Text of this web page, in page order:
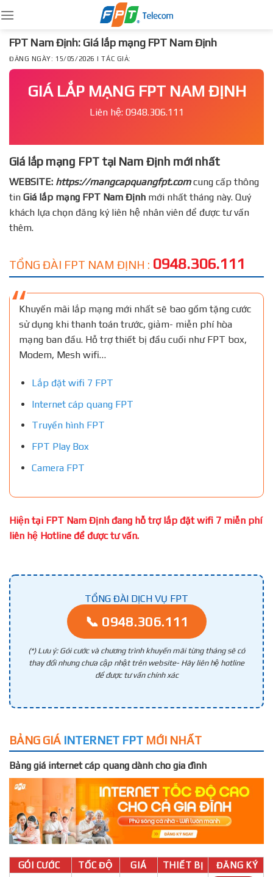
to
content
FPT Nam Định: Giá lắp mạng FPT Nam Định
ĐĂNG NGÀY: 15/05/2026 | TÁC GIẢ:
GIÁ LẮP MẠNG FPT NAM ĐỊNH
Liên hệ: 0948.306.111
Giá lắp mạng FPT tại Nam Định mới nhất
WEBSITE: https://mangcapquangfpt.comcung cấp thông
tin Giá lắp mạng FPT Nam Định mới nhất tháng này. Quý
khách lựa chọn đăng ký liên hệ nhân viên để được tư vấn
thêm.
TỔNG ĐÀI FPT NAM ĐỊNH : 0948.306.111
Khuyến mãi lắp mạng mới nhất sẽ bao gồm tặng cước
sử dụng khi thanh toán trước, giảm- miễn phí hòa
mạng ban đầu. Hỗ trợ thiết bị đầu cuối như FPT box,
Modem, Mesh wifi…
Lắp đặt wifi 7 FPT
Internet cáp quang FPT
Truyền hình FPT
FPT Play Box
Camera FPT
Hiện tại FPT Nam Định đang hỗ trợ lắp đặt wifi 7 miễn phí
liên hệ Hotline để được tư vấn.
TỔNG ĐÀI DỊCH VỤ FPT
📞 0948.306.111
(*) Lưu ý: Gói cước và chương trình khuyến mãi từng tháng sẽ có
thay đổi nhưng chưa cập nhật trên website- Hãy liên hệ hotline
để được tư vấn chính xác
BẢNG GIÁ INTERNET FPT MỚI NHẤT
Bảng giá internet cáp quang dành cho gia đình
GÓI CƯỚC TỐC ĐỘ GIÁ THIẾT BỊ ĐĂNG KÝ